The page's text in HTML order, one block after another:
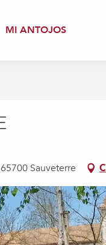
MI ANTOJOS
Sauveterre